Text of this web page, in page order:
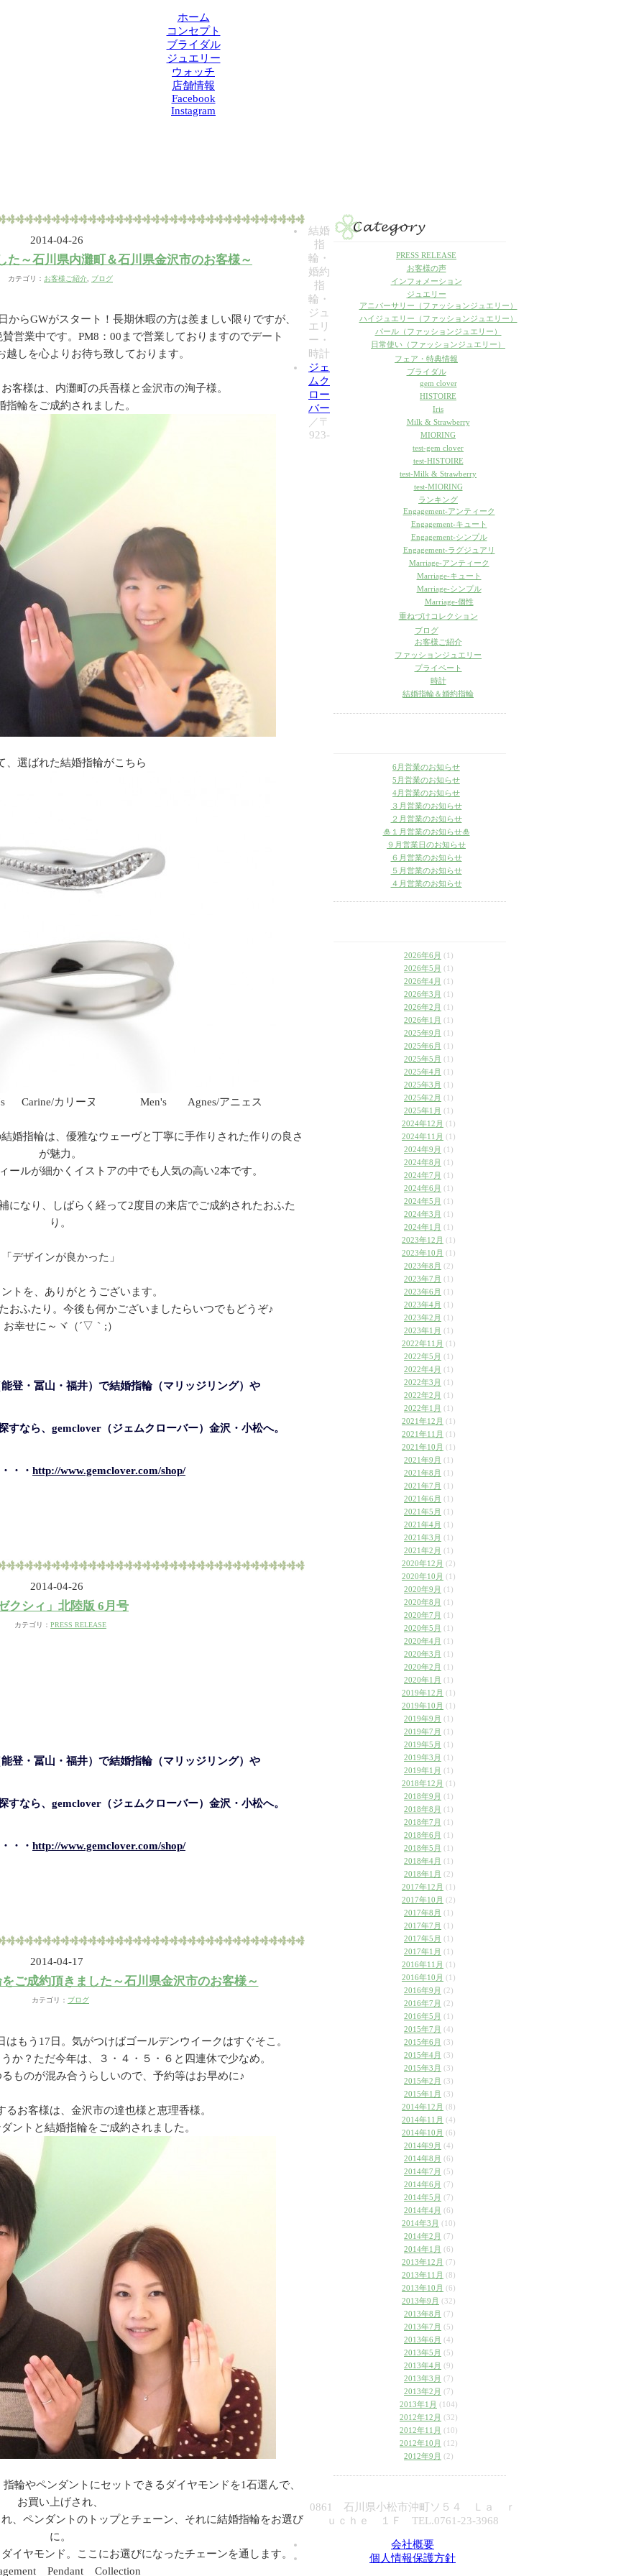
ホーム
コンセプト
ブライダル
ジュエリー
ウォッチ
店舗情報
Facebook
Instagram
2014-04-26
た～石川県内灘町＆石川県金沢市のお客様～
カテゴリ： お客様ご紹介 ブログ
らGWがスタート！長期休暇の方は羨ましい限りですが、
営業中です。PM8：00まで営業しておりますのでデート
越しを心よりお待ち致しております。
客様は、内灘町の兵吾様と金沢市の洵子様。
指輪をご成約されました。
、選ばれた結婚指輪がこちら
カリーヌ Men's Agnes/アニェス
婚指輪は、優雅なウェーヴと丁寧に手作りされた作りの良さ
が魅力。
ールが細かくイストアの中でも人気の高い2本です。
になり、しばらく経って2度目の来店でご成約されたおふた
り。
「デザインが良かった」
トを、ありがとうございます。
おふたり。今後も何かございましたらいつでもどうぞ♪
お幸せに～ヾ（´▽｀;）
登・冨山・福井）で結婚指輪（マリッジリング）や
すなら、gemclover（ジェムクローバー）金沢・小松へ。
・・ http://www.gemclover.com/shop/
2014-04-26
クシィ」北陸版 6月号
カテゴリ： PRESS RELEASE
登・冨山・福井）で結婚指輪（マリッジリング）や
すなら、gemclover（ジェムクローバー）金沢・小松へ。
・・ http://www.gemclover.com/shop/
2014-04-17
ご成約頂きました～石川県金沢市のお客様～
カテゴリ： ブログ
もう17日。気がつけばゴールデンウイークはすぐそこ。
か？ただ今年は、３・４・５・６と四連休で少なめ。
ものが混み合うらしいので、予約等はお早めに♪
るお客様は、金沢市の達也様と恵理香様。
ントと結婚指輪をご成約されました。
輪やペンダントにセットできるダイヤモンドを1石選んで、
お買い上げされ、
、ペンダントのトップとチェーン、それに結婚指輪をお選び
に。
イヤモンド。ここにお選びになったチェーンを通します。
Pendant Collection
PRESS RELEASE
お客様の声
インフォメーション
ジュエリー
アニバーサリー（ファッションジュエリー）
ハイジュエリー（ファッションジュエリー）
パール（ファッションジュエリー）
日常使い（ファッションジュエリー）
フェア・特典情報
ブライダル
gem clover
HISTOIRE
Iris
Milk & Strawberry
MIORING
test-gem clover
test-HISTOIRE
test-Milk & Strawberry
test-MIORING
ランキング
Engagement-アンティーク
Engagement-キュート
Engagement-シンプル
Engagement-ラグジュアリ
Marriage-アンティーク
Marriage-キュート
Marriage-シンプル
Marriage-個性
重ねづけコレクション
ブログ
お客様ご紹介
ファッションジュエリー
プライベート
時計
結婚指輪＆婚約指輪
6月営業のお知らせ
5月営業のお知らせ
4月営業のお知らせ
３月営業のお知らせ
２月営業のお知らせ
🎍１月営業のお知らせ🎍
９月営業日のお知らせ
６月営業のお知らせ
５月営業のお知らせ
４月営業のお知らせ
2026年6月 (1)
2026年5月 (1)
2026年4月 (1)
2026年3月 (1)
2026年2月 (1)
2026年1月 (1)
2025年9月 (1)
2025年6月 (1)
2025年5月 (1)
2025年4月 (1)
2025年3月 (1)
2025年2月 (1)
2025年1月 (1)
2024年12月 (1)
2024年11月 (1)
2024年9月 (1)
2024年8月 (1)
2024年7月 (1)
2024年6月 (1)
2024年5月 (1)
2024年3月 (1)
2024年1月 (1)
2023年12月 (1)
2023年10月 (1)
2023年8月 (2)
2023年7月 (1)
2023年6月 (1)
2023年4月 (1)
2023年2月 (1)
2023年1月 (1)
2022年11月 (1)
2022年5月 (1)
2022年4月 (1)
2022年3月 (1)
2022年2月 (1)
2022年1月 (1)
2021年12月 (1)
2021年11月 (1)
2021年10月 (1)
2021年9月 (1)
2021年8月 (1)
2021年7月 (1)
2021年6月 (1)
2021年5月 (1)
2021年4月 (1)
2021年3月 (1)
2021年2月 (1)
2020年12月 (2)
2020年10月 (1)
2020年9月 (1)
2020年8月 (1)
2020年7月 (1)
2020年5月 (1)
2020年4月 (1)
2020年3月 (1)
2020年2月 (1)
2020年1月 (1)
2019年12月 (1)
2019年10月 (1)
2019年9月 (1)
2019年7月 (1)
2019年5月 (1)
2019年3月 (1)
2019年1月 (1)
2018年12月 (1)
2018年9月 (1)
2018年8月 (1)
2018年7月 (1)
2018年6月 (1)
2018年5月 (1)
2018年4月 (1)
2018年1月 (2)
2017年12月 (1)
2017年10月 (2)
2017年8月 (1)
2017年7月 (1)
2017年5月 (1)
2017年1月 (1)
2016年11月 (1)
2016年10月 (1)
2016年9月 (2)
2016年7月 (2)
2016年5月 (1)
2015年7月 (4)
2015年6月 (3)
2015年4月 (3)
2015年3月 (3)
2015年2月 (3)
2015年1月 (3)
2014年12月 (8)
2014年11月 (4)
2014年10月 (6)
2014年9月 (4)
2014年8月 (6)
2014年7月 (5)
2014年6月 (7)
2014年5月 (7)
2014年4月 (6)
2014年3月 (10)
2014年2月 (7)
2014年1月 (6)
2013年12月 (7)
2013年11月 (8)
2013年10月 (6)
2013年9月 (32)
2013年8月 (7)
2013年7月 (5)
2013年6月 (4)
2013年5月 (5)
2013年4月 (9)
2013年3月 (7)
2013年2月 (7)
2013年1月 (104)
2012年12月 (32)
2012年11月 (10)
2012年10月 (12)
2012年9月 (2)
結婚
指
輪・
婚約
指
輪・
ジュ
エリ
ー・
時計
ジェ
ムク
ロー
バー
／〒
923-
0861 石川県小松市沖町ソ５４ Ｌａ ｒ
ｕｃｈｅ １Ｆ TEL.0761-23-3968
会社概要
個人情報保護方針